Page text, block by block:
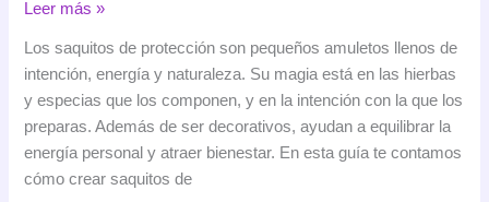
actual
Saquitos
protección
Leer más »
Los saquitos de protección son pequeños amuletos llenos de
intención, energía y naturaleza. Su magia está en las hierbas
y especias que los componen, y en la intención con la que los
preparas. Además de ser decorativos, ayudan a equilibrar la
energía personal y atraer bienestar. En esta guía te contamos
cómo crear saquitos de